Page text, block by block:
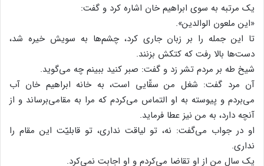
یک مرتبه به سوی ابراهیم خان اشاره کرد و گفت:
«این ملعون الوالدین».
تا این جمله را بر زبان جاری کرد، چشم‌ها به سویش خیره شد،
دست‌ها بالا رفت که کتکش بزنند.
شیخ طه بر مردم تشر زد و گفت: صبر کنید ببینم چه می‌گوید.
آن مرد گفت: شغل من سقّایی است، به خانه ابراهیم خان آب
می‌بردم و پیوسته به او التماس می‌کردم که مرا به مقامی‌برساند و از
آنچه دارد، به من نیز عطا فرماید.
او در جواب می‌گفت: نه، تو لیاقت نداری، تو قابلیّت این مقام را
نداری.
یک سال من از او تقاضا می‌کردم و او اجابت نمی‌کرد.